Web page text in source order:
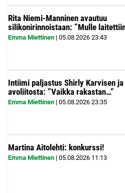
Rita Niemi-Manninen avautuu
silikonirinnoistaan: ”Mulle
Emma Miettinen | 05.08.2026 23:43
Intiimi paljastus Shirly Karvisen ja
avoliitosta: ”Vaikka rakastan…”
Emma Miettinen | 05.08.2026 23:35
Martina Aitolehti: konkurssi!
Emma Miettinen | 05.08.2026 11:13